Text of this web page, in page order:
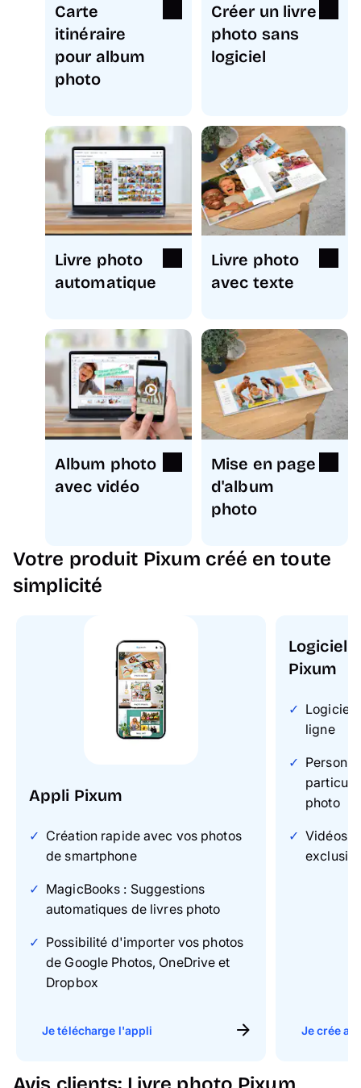
Carte
itinéraire
pour album
photo
Créer un livre
photo sans
logiciel
Livre photo
automatique
Livre photo
avec texte
Album photo
avec vidéo
Mise en page
d'album
photo
Votre produit Pixum créé en toute
simplicité
Appli Pixum
Création rapide avec vos photos
de smartphone
MagicBooks : Suggestions
automatiques de livres photo
Possibilité d'importer vos photos
de Google Photos, OneDrive et
Dropbox
Je télécharge l'appli
Logiciel
Pixum
Logiciel
ligne
photo
Vidéos
Je crée